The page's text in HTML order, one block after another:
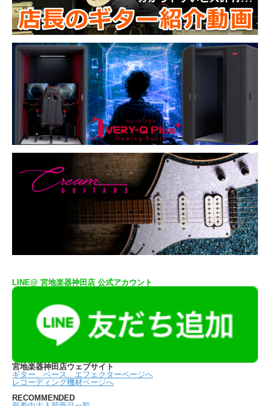
LINE@ 宮地楽器神田店 公式アカウント
宮地楽器神田店ウェブサイト
ギター、ベース、エフェクターページへ
レコーディング機材ページへ
RECOMMENDED